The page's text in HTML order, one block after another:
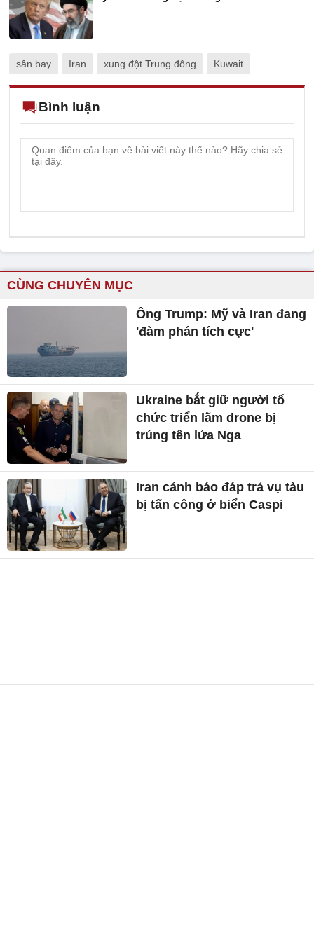
sân bay Iran xung đột Trung đông Kuwait
Bình luận
CÙNG CHUYÊN MỤC
Ông Trump: Mỹ và Iran đang
'đàm phán tích cực'
Ukraine bắt giữ người tổ
chức triển lãm drone bị
trúng tên lửa Nga
Iran cảnh báo đáp trả vụ tàu
bị tấn công ở biển Caspi